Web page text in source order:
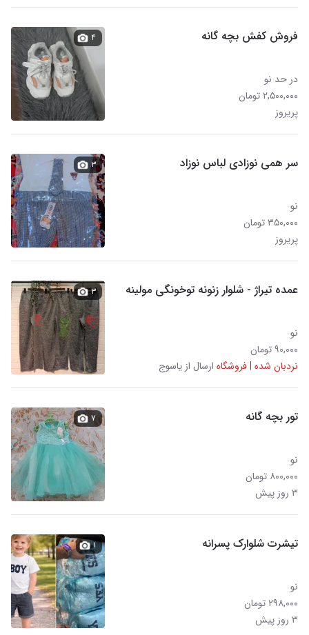
فروش کفش بچه گانه
در حد نو
۲,۵۰۰,۰۰۰ تومان
پریروز
۴
سر همی نوزادی لباس نوزاد
نو
۳۵۰,۰۰۰ تومان
پریروز
۳
عمده تیراژ - شلوار زنونه توخونگی مولینه
نو
۹۰,۰۰۰ تومان
نردبان شده | فروشگاه ارسال از یاسوج
۳
تور بچه گانه
نو
۸۰۰,۰۰۰ تومان
۳ روز پیش
۷
تیشرت شلوارک پسرانه
نو
۲۹۸,۰۰۰ تومان
۳ روز پیش
۱